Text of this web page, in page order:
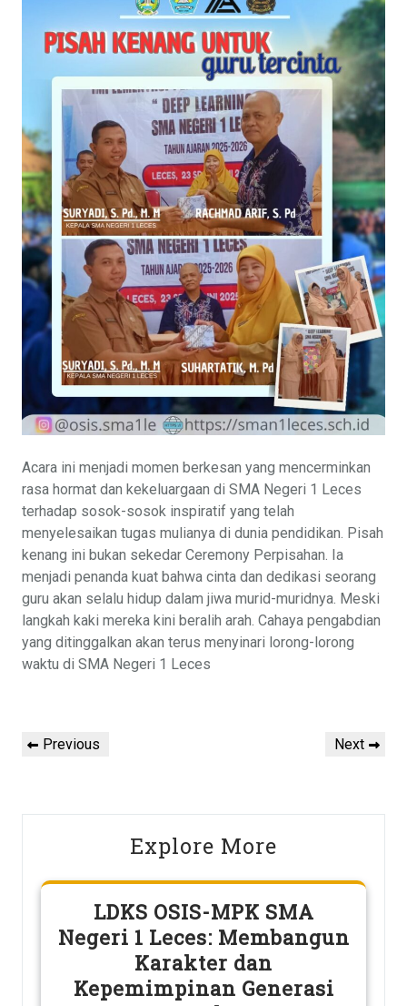
Acara ini menjadi momen berkesan yang mencerminkan
rasa hormat dan kekeluargaan di SMA Negeri 1 Leces
terhadap sosok-sosok inspiratif yang telah
menyelesaikan tugas mulianya di dunia pendidikan. Pisah
kenang ini bukan sekedar Ceremony Perpisahan. Ia
menjadi penanda kuat bahwa cinta dan dedikasi seorang
guru akan selalu hidup dalam jiwa murid-muridnya. Meski
langkah kaki mereka kini beralih arah. Cahaya pengabdian
yang ditinggalkan akan terus menyinari lorong-lorong
waktu di SMA Negeri 1 Leces
Post
navigation
Previous
Previous
Next
Next
Explore More
LDKS OSIS-MPK SMA
Negeri 1 Leces: Membangun
Karakter dan
Kepemimpinan Generasi